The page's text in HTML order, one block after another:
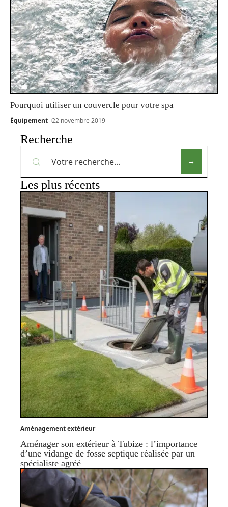
Pourquoi utiliser un couvercle pour votre spa
Équipement 22 novembre 2019
Recherche
Les plus récents
Aménagement extérieur
Aménager son extérieur à Tubize : l’importance
d’une vidange de fosse septique réalisée par un
spécialiste agréé